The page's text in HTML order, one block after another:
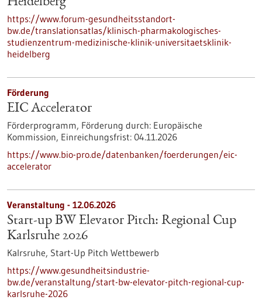
https://www.forum-gesundheitsstandort-
bw.de/translationsatlas/klinisch-pharmakologisches-
studienzentrum-medizinische-klinik-universitaetsklinik-
heidelberg
Förderung
EIC Accelerator
Förderprogramm, Förderung durch: Europäische
Kommission, Einreichungsfrist: 04.11.2026
https://www.bio-pro.de/datenbanken/foerderungen/eic-
accelerator
Veranstaltung - 12.06.2026
Start-up BW Elevator Pitch: Regional Cup
Karlsruhe 2026
Kalrsruhe, Start-Up Pitch Wettbewerb
https://www.gesundheitsindustrie-
bw.de/veranstaltung/start-bw-elevator-pitch-regional-cup-
karlsruhe-2026